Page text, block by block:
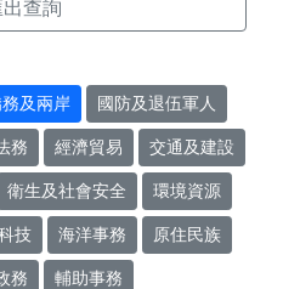
出查詢
及兩岸 國防及退伍軍人
務 經濟貿易 交通及建設
衛生及社會安全 環境資源
技 海洋事務 原住民族
務 輔助事務